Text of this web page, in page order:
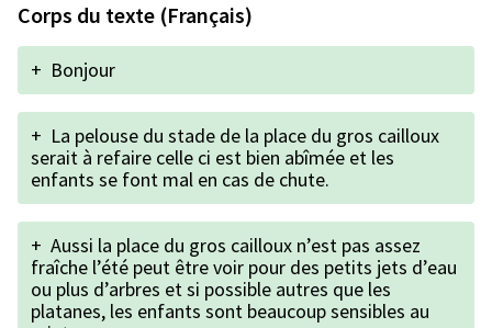
Corps du texte (Français)
+ Bonjour
+ La pelouse du stade de la place du gros cailloux
serait à refaire celle ci est bien abîmée et les
enfants se font mal en cas de chute.
+ Aussi la place du gros cailloux n’est pas assez
fraîche l’été peut être voir pour des petits jets d’eau
ou plus d’arbres et si possible autres que les
platanes, les enfants sont beaucoup sensibles au